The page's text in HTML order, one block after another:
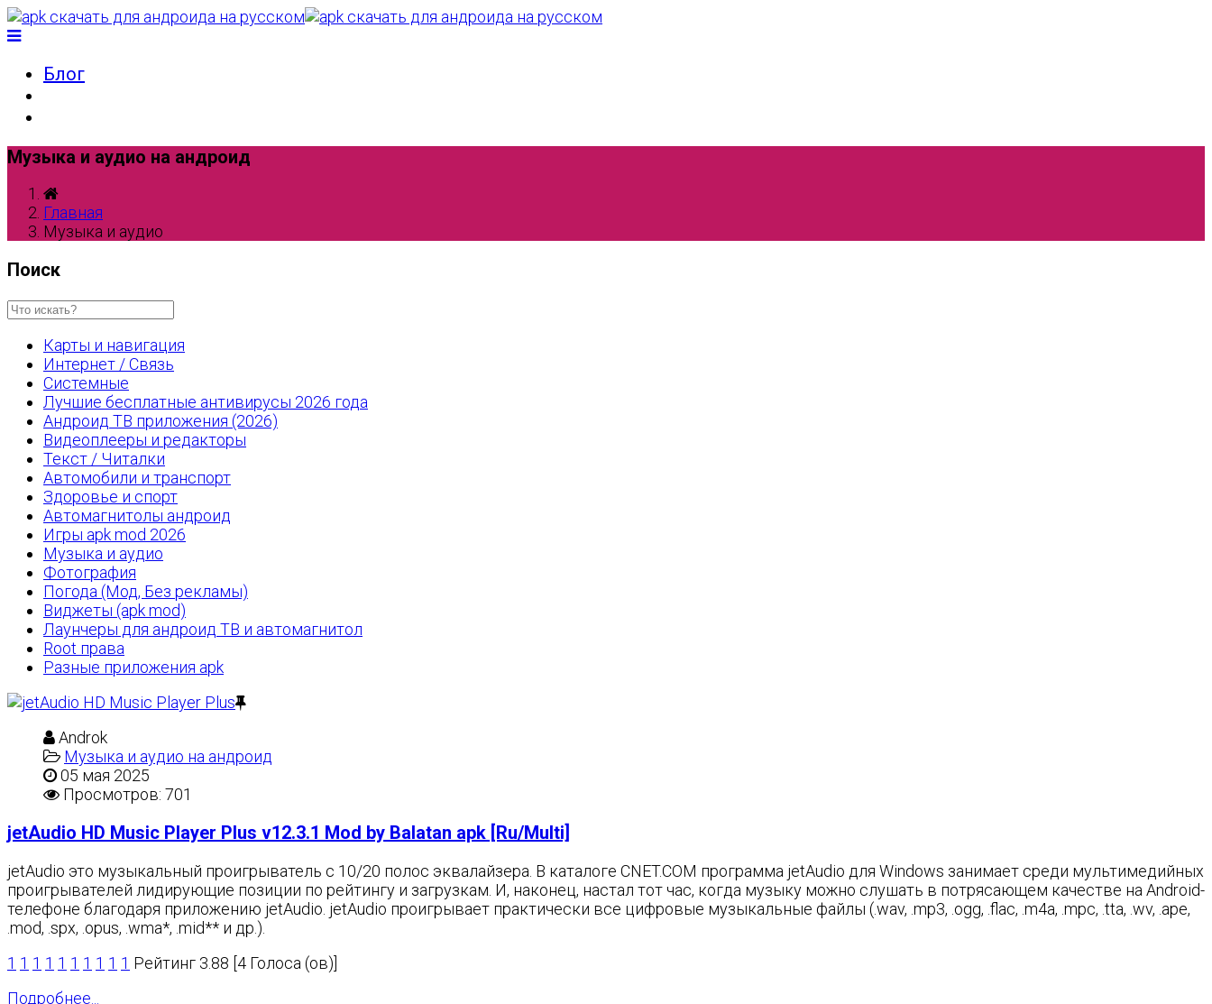
Блог
Музыка и аудио на андроид
Главная
Музыка и аудио
Поиск
Карты и навигация
Интернет / Связь
Системные
Лучшие бесплатные антивирусы 2026 года
Андроид ТВ приложения (2026)
Видеоплееры и редакторы
Текст / Читалки
Автомобили и транспорт
Здоровье и спорт
Автомагнитолы андроид
Игры apk mod 2026
Музыка и аудио
Фотография
Погода (Мод, Без рекламы)
Виджеты (apk mod)
Лаунчеры для андроид ТВ и автомагнитол
Root права
Разные приложения apk
Androk
Музыка и аудио на андроид
05 мая 2025
Просмотров: 701
jetAudio HD Music Player Plus v12.3.1 Mod by Balatan apk [Ru/Multi]
jetAudio это музыкальный проигрыватель с 10/20 полос эквалайзера. В каталоге CNET.COM программа jetAudio для Windows занимает среди мультимедийных
проигрывателей лидирующие позиции по рейтингу и загрузкам. И, наконец, настал тот час, когда музыку можно слушать в потрясающем качестве на Android-
телефоне благодаря приложению jetAudio. jetAudio проигрывает практически все цифровые музыкальные файлы (.wav, .mp3, .ogg, .flac, .m4a, .mpc, .tta, .wv, .ape,
.mod, .spx, .opus, .wma*, .mid** и др.).
1 1 1 1 1 1 1 1 1 1 Рейтинг 3.88 [4 Голоса (ов)]
Подробнее...